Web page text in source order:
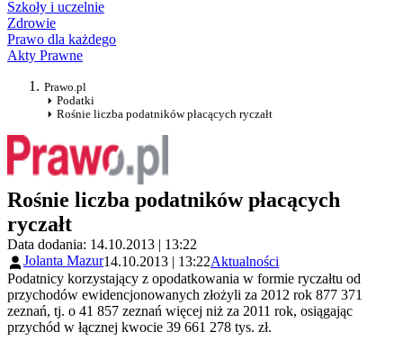
Szkoły i uczelnie
Zdrowie
Prawo dla każdego
Akty Prawne
Prawo.pl
Podatki
Rośnie liczba podatników płacących ryczałt
Rośnie liczba podatników płacących
ryczałt
Data dodania: 14.10.2013 | 13:22
Jolanta Mazur14.10.2013 | 13:22Aktualności
Podatnicy korzystający z opodatkowania w formie ryczałtu od
przychodów ewidencjonowanych złożyli za 2012 rok 877 371
zeznań, tj. o 41 857 zeznań więcej niż za 2011 rok, osiągając
przychód w łącznej kwocie 39 661 278 tys. zł.